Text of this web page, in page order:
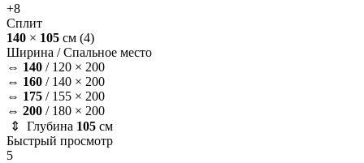
+8
Сплит
140 × 105 см (4)
Ширина /Спальное место
⇔ 140 / 120 × 200
⇔ 160 / 140 × 200
⇔ 175 / 155 × 200
⇔ 200 / 180 × 200
⇕ Глубина 105 см
Быстрый просмотр
5